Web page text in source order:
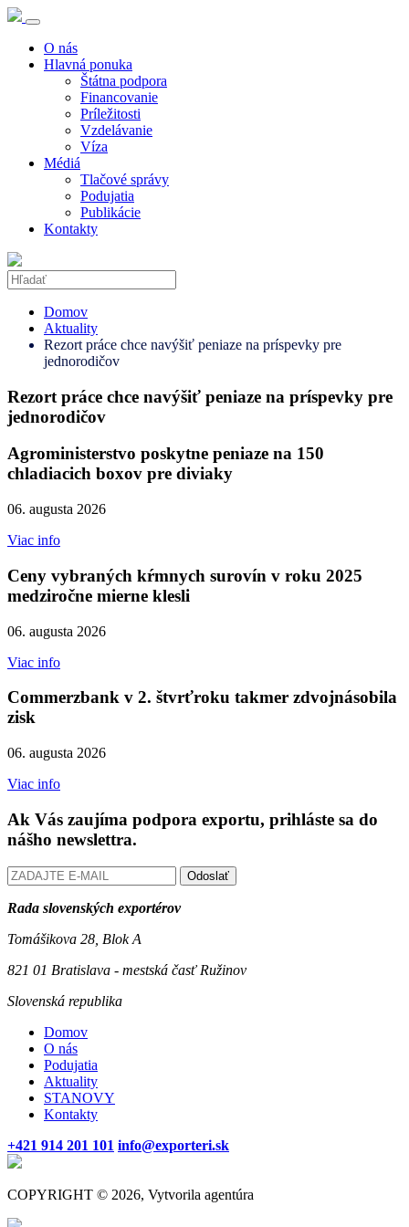
O nás
Hlavná ponuka
Štátna podpora
Financovanie
Príležitosti
Vzdelávanie
Víza
Médiá
Tlačové správy
Podujatia
Publikácie
Kontakty
Domov
Aktuality
Rezort práce chce navýšiť peniaze na príspevky pre
jednorodičov
Rezort práce chce navýšiť peniaze na príspevky pre
jednorodičov
Agroministerstvo poskytne peniaze na 150
chladiacich boxov pre diviaky
06. augusta 2026
Viac info
Ceny vybraných kŕmnych surovín v roku 2025
medziročne mierne klesli
06. augusta 2026
Viac info
Commerzbank v 2. štvrťroku takmer zdvojnásobila
zisk
06. augusta 2026
Viac info
Ak Vás zaujíma podpora exportu, prihláste sa do
nášho newslettra.
Odoslať
Rada slovenských exportérov
Tomášikova 28, Blok A
821 01 Bratislava - mestská časť Ružinov
Slovenská republika
Domov
O nás
Podujatia
Aktuality
STANOVY
Kontakty
+421 914 201 101 info@exporteri.sk
COPYRIGHT © 2026, Vytvorila agentúra